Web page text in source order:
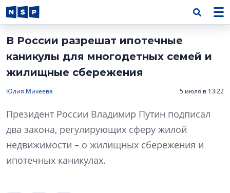
В России разрешат ипотечные
каникулы для многодетных семей и
жилищные сбережения
Юлия Михеева 5 июля в 13:22
Президент России Владимир Путин подписал
два закона, регулирующих сферу жилой
недвижимости – о жилищных сбережения и
ипотечных каникулах.